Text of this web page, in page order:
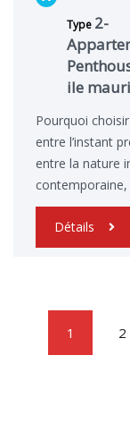
Type 2-
ile
Pourquoi
entre l’instant
entre la nature
Détails
1 2